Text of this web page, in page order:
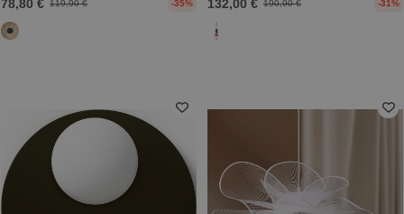
78,80 € 119,90 € -35% 132,00 € 190,90 € -31%